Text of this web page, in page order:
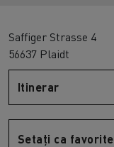
Saffiger Strasse 4
56637 Plaidt
Itinerar
Setați ca favorite